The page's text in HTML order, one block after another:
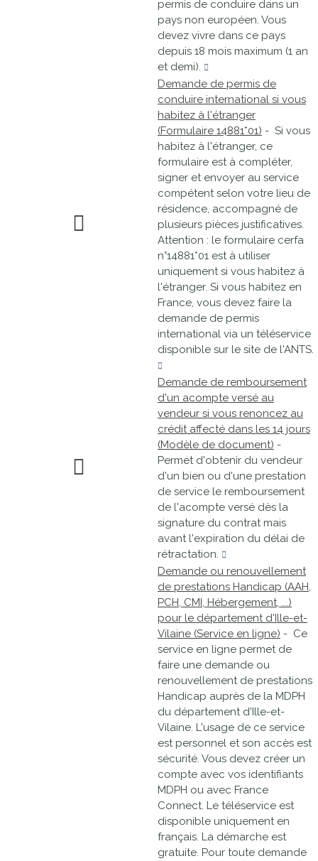
permis de conduire dans un
pays non européen. Vous
devez vivre dans ce pays
depuis 18 mois maximum (1 an
et demi).
Demande de permis de
conduire international si vous
habitez à l'étranger
(Formulaire 14881*01) - Si vous
habitez à l'étranger, ce
formulaire est à compléter,
signer et envoyer au service
compétent selon votre lieu de
résidence, accompagné de
plusieurs pièces justificatives.
Attention : le formulaire cerfa
n°14881*01 est à utiliser
uniquement si vous habitez à
l'étranger. Si vous habitez en
France, vous devez faire la
demande de permis
international via un téléservice
disponible sur le site de l'ANTS.
Demande de remboursement
d'un acompte versé au
vendeur si vous renoncez au
crédit affecté dans les 14 jours
(Modèle de document) -
Permet d'obtenir du vendeur
d'un bien ou d'une prestation
de service le remboursement
de l'acompte versé dès la
signature du contrat mais
avant l'expiration du délai de
rétractation.
Demande ou renouvellement
de prestations Handicap (AAH,
PCH, CMI, Hébergement, ...)
pour le département d'Ille-et-
Vilaine (Service en ligne) - Ce
service en ligne permet de
faire une demande ou
renouvellement de prestations
Handicap auprès de la MDPH
du département d'Ille-et-
Vilaine. L'usage de ce service
est personnel et son accès est
sécurité. Vous devez créer un
compte avec vos identifiants
MDPH ou avec France
Connect. Le téléservice est
disponible uniquement en
français. La démarche est
gratuite. Pour toute demande